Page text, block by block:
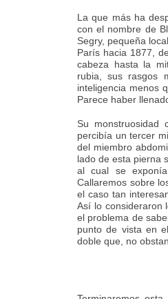
La que más ha
con el nombre de
Segry, pequeña
París hacia 1877,
cabeza hasta la
rubia, sus rasgos
inteligencia menos
Parece haber
Su monstruosidad
percibía un tercer
del miembro
lado de esta pierna
al cual se
Callaremos sobre
el caso tan
Así lo consideraron
el problema de
punto de vista en
doble que, no